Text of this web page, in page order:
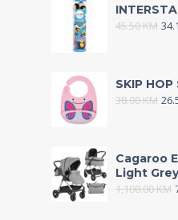
45.50KM
SKIP
38.00KM
Cagaroo
Light Grey
1,100.00KM